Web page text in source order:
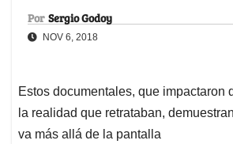
Por Sergio Godoy
NOV 6, 2018
Estos documentales, que impactaron
la realidad que retrataban,
va más allá de la pantalla